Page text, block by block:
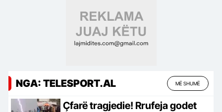
NGA: TELESPORT.AL MË SHUMË
Çfarë tragjedie! Rrufeja godet